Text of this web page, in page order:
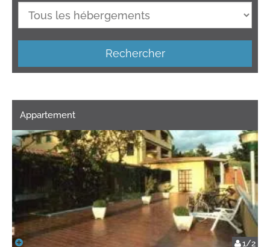
Rechercher
1/2
Appartement